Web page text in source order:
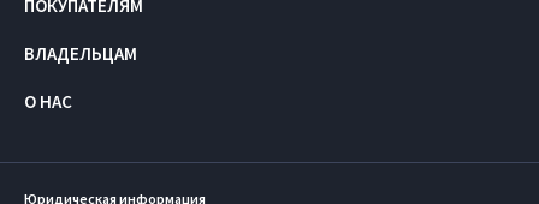
ПОКУПАТЕЛЯМ
ВЛАДЕЛЬЦАМ
О НАС
Юридическая информация